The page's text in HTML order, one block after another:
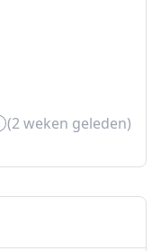
(2 weken geleden)